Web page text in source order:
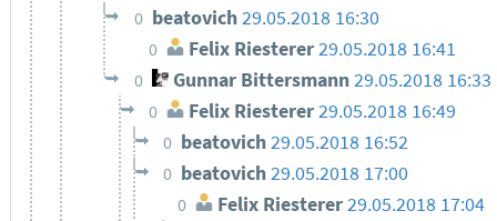
0 beatovich29.05.2018 16:30
0 Felix Riesterer 29.05.2018 16:41
0 Gunnar Bittersmann29.05.2018 16:33
0 Felix Riesterer 29.05.2018 16:49
0 beatovich29.05.2018 16:52
0 beatovich29.05.2018 17:00
0 Felix Riesterer29.05.2018 17:04